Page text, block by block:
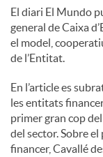
S
o
c
El diari El Mundo
general de Caixa
el model,
de l’Entitat.
En l’article es
les entitats
primer gran cop
del sector. Sobre
financer, Cavallé